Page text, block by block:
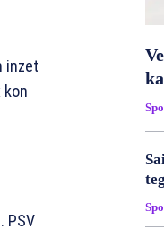
inzet
kon
PSV